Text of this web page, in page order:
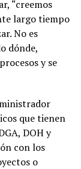
“creemos
largo tiempo
No es
dónde,
y se
que tienen
DOH y
con los
o